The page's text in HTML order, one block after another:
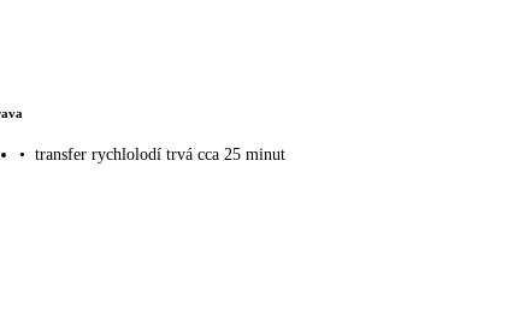
• transfer rychlolodí trvá cca 25 minut